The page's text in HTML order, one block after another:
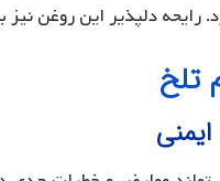
رایحه دلپذیر این
تلخ